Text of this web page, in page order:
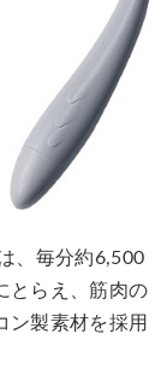
、毎分約6,500
とらえ、筋肉の
ン製素材を採用